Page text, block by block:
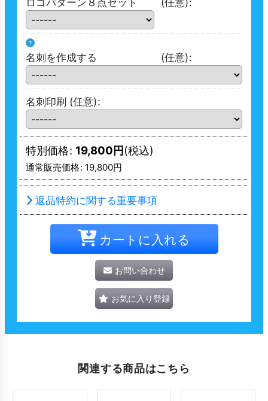
?
名刺を作成する (任意):
名刺印刷 (任意):
特別価格: 19,800円(税込)
通常販売価格: 19,800円
返品特約に関する重要事項
カートに入れる
お問い合わせ
お気に入り登録
関連する商品はこちら